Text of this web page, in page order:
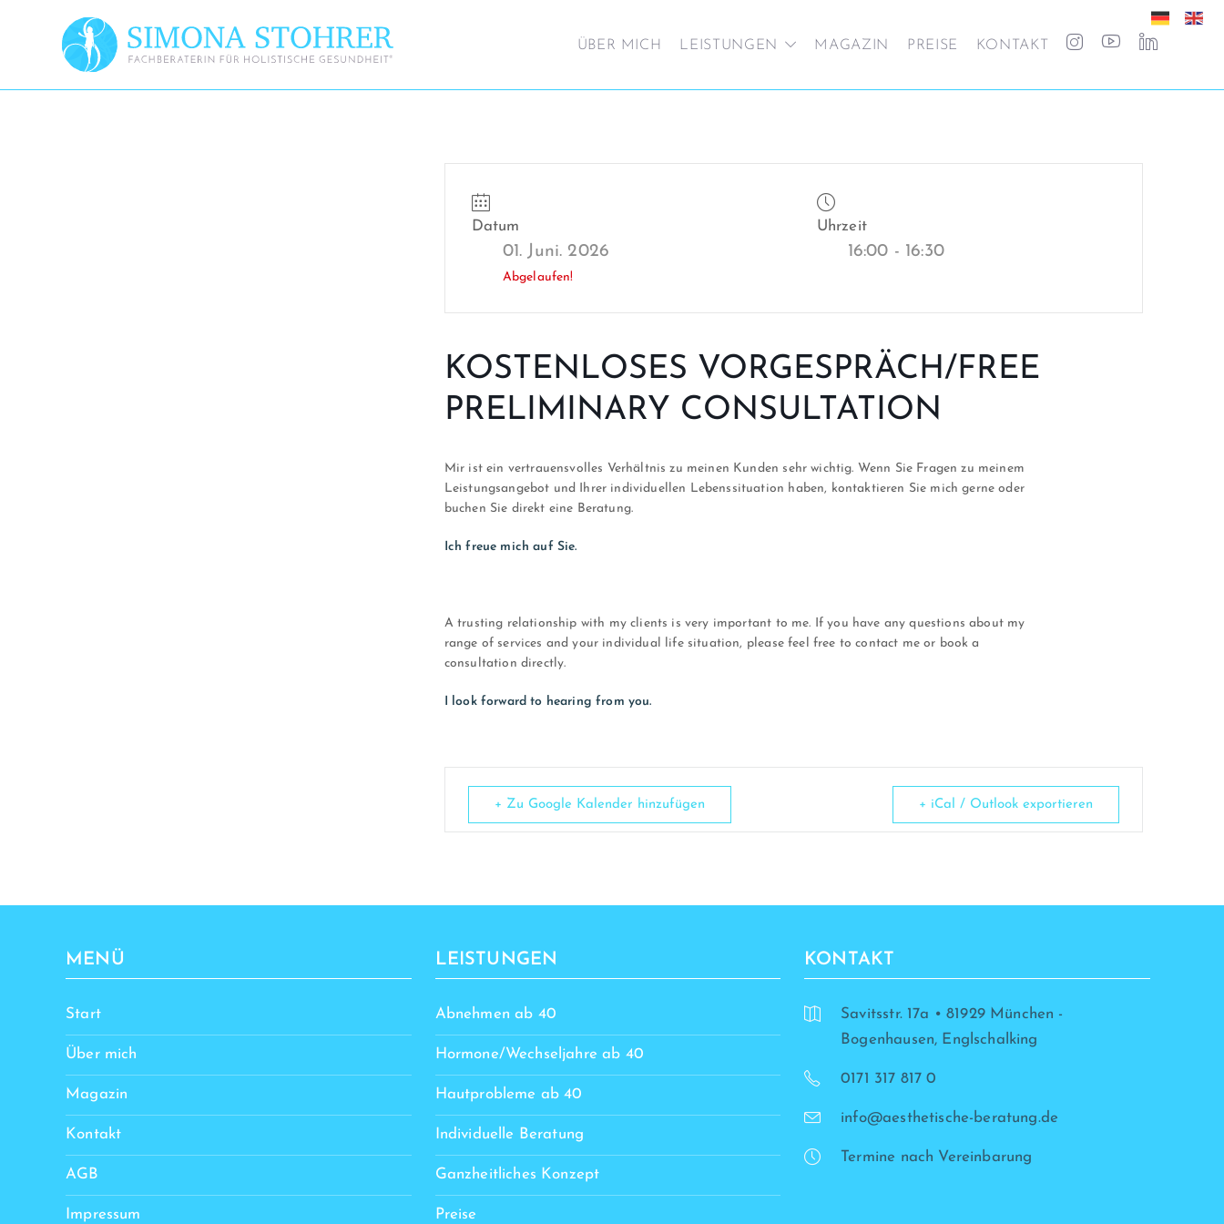
ÜBER MICH LEISTUNGEN MAGAZIN PREISE KONTAKT
Datum
01. Juni. 2026
Abgelaufen!
Uhrzeit
16:00 - 16:30
KOSTENLOSES VORGESPRÄCH/FREE
PRELIMINARY CONSULTATION
Mir ist ein vertrauensvolles Verhältnis zu meinen Kunden sehr wichtig. Wenn Sie Fragen zu meinem
Leistungsangebot und Ihrer individuellen Lebenssituation haben, kontaktieren Sie mich gerne oder
buchen Sie direkt eine Beratung.
Ich freue mich auf Sie.
A trusting relationship with my clients is very important to me. If you have any questions about my
range of services and your individual life situation, please feel free to contact me or book a
consultation directly.
I look forward to hearing from you.
+ Zu Google Kalender hinzufügen + iCal / Outlook exportieren
MENÜ
Start
Über mich
Magazin
Kontakt
AGB
Impressum
LEISTUNGEN
Abnehmen ab 40
Hormone/Wechseljahre ab 40
Hautprobleme ab 40
Individuelle Beratung
Ganzheitliches Konzept
Preise
KONTAKT
Savitsstr. 17a • 81929 München -
Bogenhausen, Englschalking
0171 317 817 0
info@aesthetische-beratung.de
Termine nach Vereinbarung